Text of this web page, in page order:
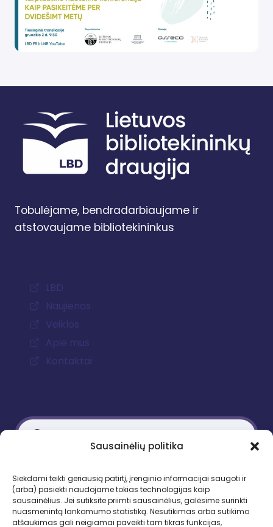
Sausainėlių politika
Siekdami teikti geriausią patirtį, įrenginio informacijai saugoti ir
(arba) pasiekti naudojame tokias technologijas kaip
sausainėlius. Jei sutiksite priimti sausainėlius, galėsime surinkti
nuasmenintą lankomumo statistiką. Nesutikimas arba sutikimo
atšaukimas gali neigiamai paveikti tam tikras funkcijas,
Tobulėjame, bendradarbiaujame ir
atstovaujame bibliotekininkus
LBD
Naujienos
Veiklos
Apie mus
Kontaktai
Gedimino pr. 51, LT-01109 Vilnius
Tel. +370 683 95403